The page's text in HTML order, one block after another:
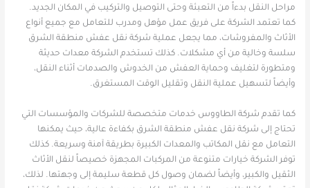
مراحل النقل بدءاً من التعبئة وحتى التوصيل والتركيب في المكان الجديد.
كما تعتمد الشركة على فريق عمل مؤهل ومدرب للتعامل مع جميع أنواع
الأثاث والمفروشات، مما يجعل عملية شركة نقل عفش منطقة الشرق
سلسة وخالية من أي مشكلات. كذلك تستخدم الشركة معدات حديثة
ومتطورة لتغليف وحماية العفش من الخدوش والصدمات أثناء النقل،
وأيضاً لتسهيل عملية النقل وتقليل الوقت المستغرق.
كما تقدم شركة الطاووس خدمات متخصصة للشركات والمؤسسات التي
تحتاج إلى شركة نقل عفش منطقة الشرق بكفاءة عالية، حيث يمكنها
التعامل مع نقل المكاتب والمعدات الكبيرة بطريقة آمنة وسريعة. كذلك
توفر الشركة خيارات متنوعة من المركبات المجهزة خصيصاً لنقل الأثاث
الثقيل والكبير، وأيضاً لضمان وصول كل قطعة سليمة إلى وجهتها. لذلك،